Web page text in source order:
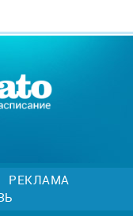
РЕКЛАМА